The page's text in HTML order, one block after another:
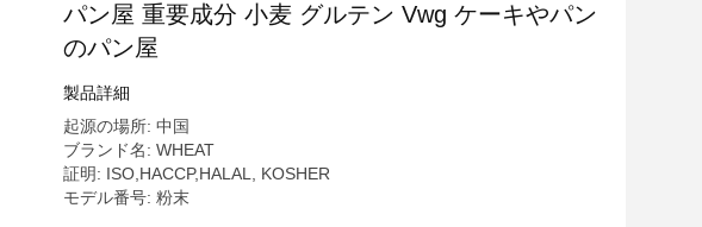
パン屋 重要成分 小麦 グルテン Vwg ケーキやパン
のパン屋
製品詳細
起源の場所: 中国
ブランド名: WHEAT
証明: ISO,HACCP,HALAL, KOSHER
モデル番号: 粉末